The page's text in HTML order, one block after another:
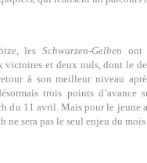
lesSchwarzen-Gelben ont
victoires et deux nuls, dont le
à son meilleur niveau
trois points
du 11 avril. Mais pour le
ne sera pas le seul enjeu du